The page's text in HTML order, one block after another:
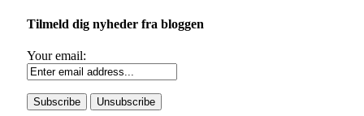
Tilmeld dig nyheder fra bloggen
Your email: